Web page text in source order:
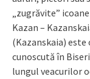
„zugrăvite”
Kazan –
(Kazanskaia)
cunoscută în
lungul veacurilor